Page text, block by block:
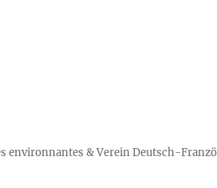
environnantes & Verein Deutsch-